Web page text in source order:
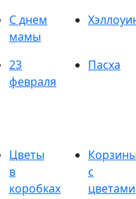
С днем
мамы
23
февраля
Пасха
Цветы
в
коробках
с
цветами